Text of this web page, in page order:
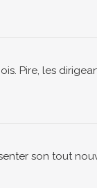
Pire, les
son tout